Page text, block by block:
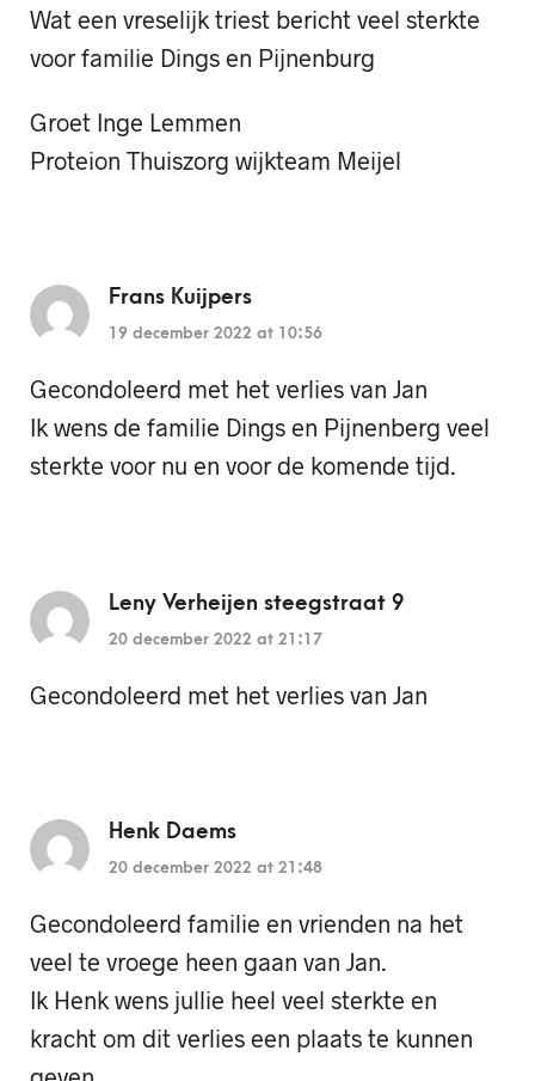
Wat een vreselijk triest bericht veel sterkte
voor familie Dings en Pijnenburg
Groet Inge Lemmen
Proteion Thuiszorg wijkteam Meijel
Frans Kuijpers
19 december 2022 at 10:56
Gecondoleerd met het verlies van Jan
Ik wens de familie Dings en Pijnenberg veel
sterkte voor nu en voor de komende tijd.
Leny Verheijen steegstraat 9
20 december 2022 at 21:17
Gecondoleerd met het verlies van Jan
Henk Daems
20 december 2022 at 21:48
Gecondoleerd familie en vrienden na het
veel te vroege heen gaan van Jan.
Ik Henk wens jullie heel veel sterkte en
kracht om dit verlies een plaats te kunnen